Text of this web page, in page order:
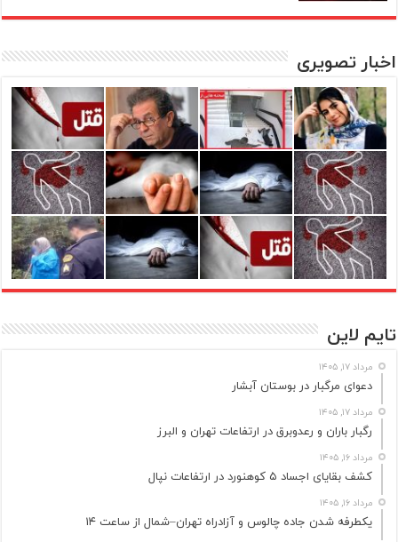
اخبار تصویری
تایم لاین
مرداد ۱۷, ۱۴۰۵
دعوای مرگبار در بوستان آبشار
مرداد ۱۷, ۱۴۰۵
رگبار باران و رعدوبرق در ارتفاعات تهران و البرز
مرداد ۱۶, ۱۴۰۵
کشف بقایای اجساد ۵ کوهنورد در ارتفاعات نپال
مرداد ۱۶, ۱۴۰۵
یکطرفه شدن جاده چالوس و آزادراه تهران–شمال از ساعت ۱۴